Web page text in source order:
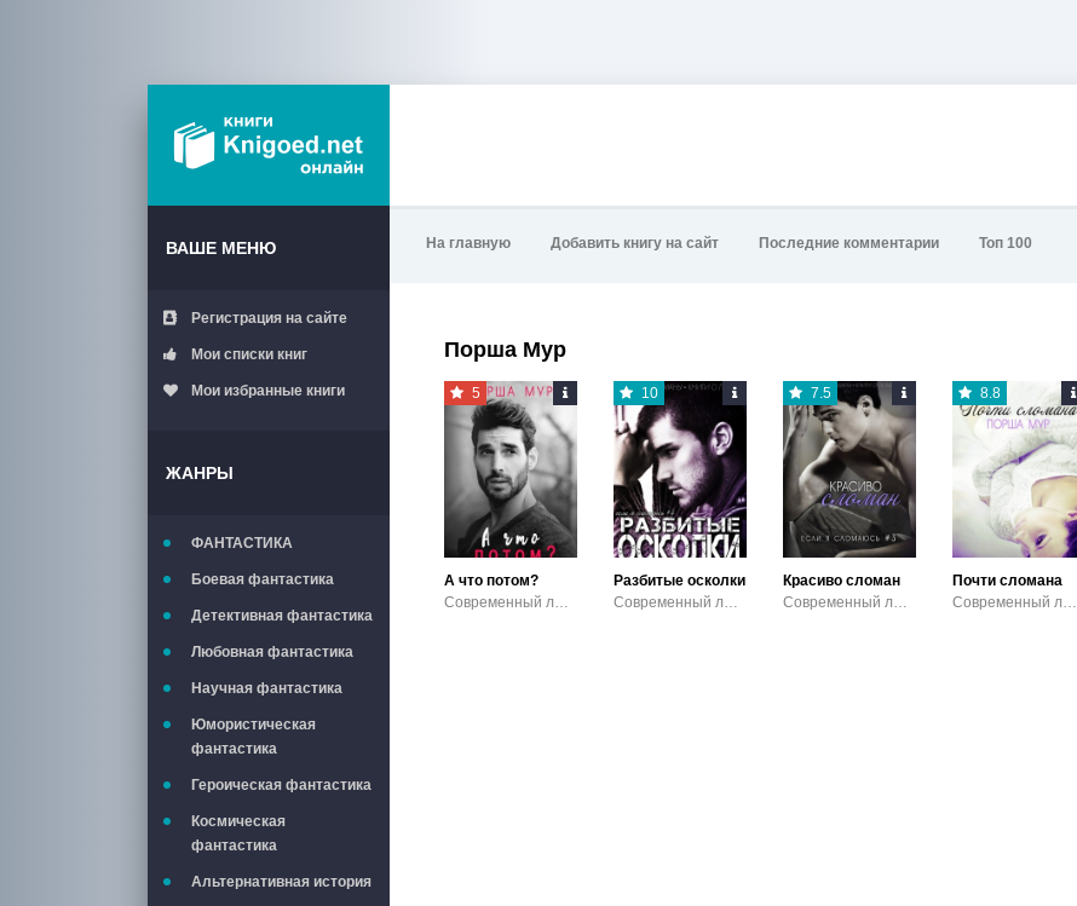
ВАШЕ МЕНЮ
Регистрация на сайте
Мои списки книг
Мои избранные книги
ЖАНРЫ
ФАНТАСТИКА
Боевая фантастика
Детективная фантастика
Любовная фантастика
Научная фантастика
Юмористическая
фантастика
Героическая фантастика
Космическая
фантастика
Альтернативная история
На главную Добавить книгу на сайт Последние комментарии Топ 100
Порша Мур
5
А что потом?
Современный любовный роман / Эротика
10
Разбитые осколки
Современный любовный роман
7.5
Красиво сломан
Современный любовный роман
8.8
Почти сломана
Современный любовный роман